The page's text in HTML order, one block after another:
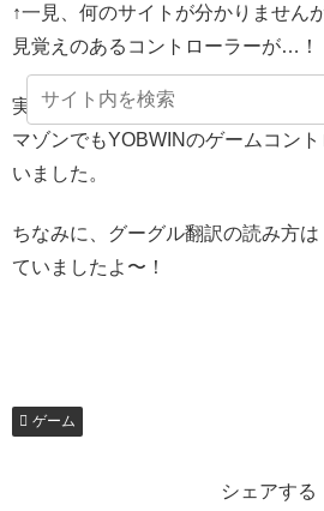
↑一見、何のサイトが分かりません
見覚えのあるコントローラーが…！
実際、日本だけでなくアメリカやイ
マゾンでもYOBWINのゲームコン
いました。
ちなみに、グーグル翻訳の読み方
ていましたよ〜！
ゲーム
シェアする